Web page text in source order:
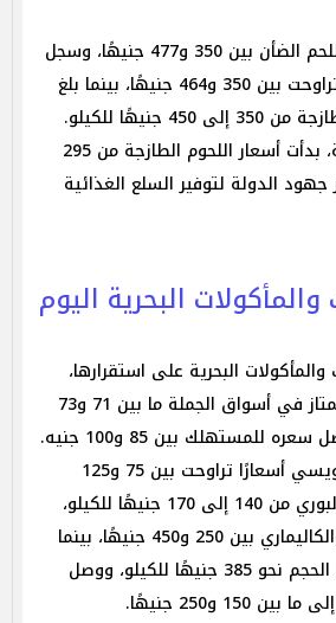
كما تراوح سعر كيلو اللحم الضأن بين 350 و477 جنيهًا، وسجل
البتلو الصافي أسعارًا تراوحت بين 350 و464 جنيهًا، بينما بلغ
سعر الكبدة البلدي الطازجة من 350 إلى 450 جنيهًا للكيلو.
وفي المنافذ الحكومية، بدأت أسعار اللحوم الطازجة من 295
الدولة لتوفير السلع الغذائية
البحرية اليوم
البحرية على استقرارها،
حيث سجل البلطي الممتاز في أسواق الجملة ما بين 71 و73
للمستهلك بين 85 و100 جنيه.
وسجلت المكرونة السويسي أسعارًا تراوحت بين 75 و125
جنيهًا، فيما بلغ سعر البوري من 140 إلى 170 جنيهًا للكيلو،
وتراوح سعر السبيط والكاليماري بين 250 و450 جنيهًا، بينما
سجل الجمبري متوسط الحجم نحو 385 جنيهًا للكيلو، ووصل
و250 جنيهًا.